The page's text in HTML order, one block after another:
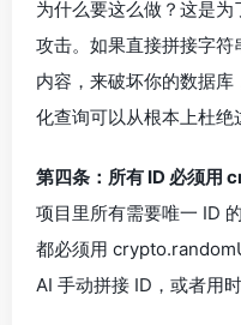
为什么要这么做？这是为
攻击。如果直接拼接字
内容，来破坏你的数据
化查询可以从根本上杜绝
第四条：所有 ID 必须用
项目里所有需要唯一 ID
都必须用
AI 手动拼接 ID，或者用时